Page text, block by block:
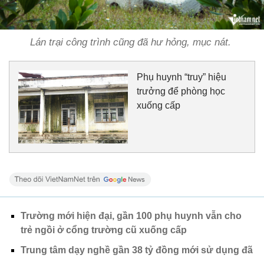
Lán trại công trình cũng đã hư hỏng, mục nát.
Phụ huynh “truy” hiệu
trưởng để phòng học
xuống cấp
Trường mới hiện đại, gần 100 phụ huynh vẫn cho
trẻ ngồi ở cổng trường cũ xuống cấp
Trung tâm dạy nghề gần 38 tỷ đồng mới sử dụng đã